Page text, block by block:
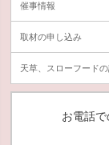
催事情報
取材の申し込み
天草、スローフード
お電話